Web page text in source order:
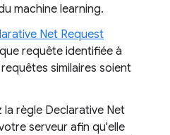
machine learning.
Net Request
requête identifiée à
similaires soient
la règle Declarative Net
serveur afin qu'elle